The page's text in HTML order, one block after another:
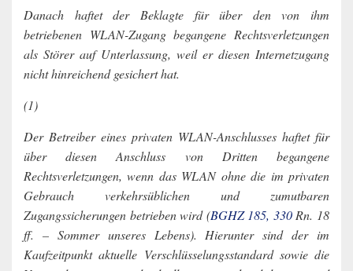
Danach haftet der Beklagte für über den von ihm
betriebenen WLAN-Zugang begangene Rechtsverletzungen
als Störer auf Unterlassung, weil er diesen Internetzugang
nicht hinreichend gesichert hat.
(1)
Der Betreiber eines privaten WLAN-Anschlusses haftet für
über diesen Anschluss von Dritten begangene
Rechtsverletzungen, wenn das WLAN ohne die im privaten
Gebrauch verkehrsüblichen und zumutbaren
Zugangssicherungen betrieben wird (BGHZ 185, 330Rn. 18
ff. – Sommer unseres Lebens). Hierunter sind der im
Kaufzeitpunkt aktuelle Verschlüsselungsstandard sowie die